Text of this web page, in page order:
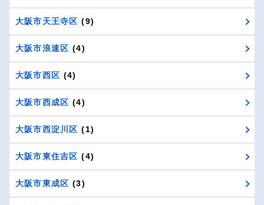
大阪市天王寺区 (9)
大阪市浪速区 (4)
大阪市西区 (4)
大阪市西成区 (4)
大阪市西淀川区 (1)
大阪市東住吉区 (4)
大阪市東成区 (3)